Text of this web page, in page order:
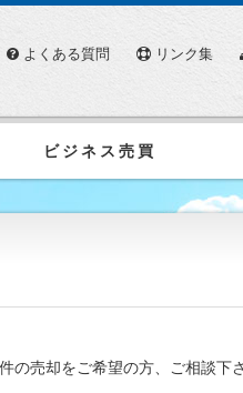
ビジネス売買
よくある質問 リンク集
の売却をご希望の方、ご相談下